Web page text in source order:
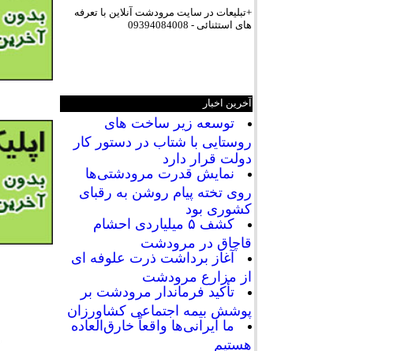
+تبلیعات در سایت مرودشت آنلاین با تعرفه
های استثنائی - 09394084008
آخرین اخبار
توسعه زیر ساخت های
روستایی با شتاب در دستور کار
دولت قرار دارد
نمایش قدرت مرودشتی‌ها
روی تخته پیام روشن به رقبای
کشوری بود
کشف ۵ میلیاردی احشام
قاچاق در مرودشت
آغاز برداشت ذرت علوفه ای
از مزارع مرودشت
تأکید فرماندار مرودشت بر
پوشش بیمه اجتماعی کشاورزان
ما ایرانی‌ها واقعاً خارق‌العاده
هستیم